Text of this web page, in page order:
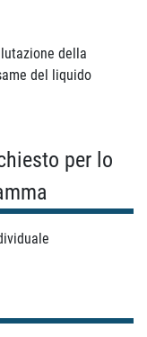
della
del liquido
per lo